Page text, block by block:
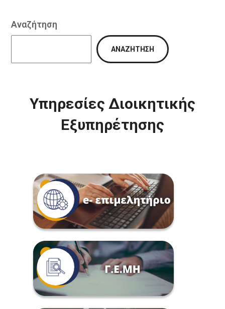
Αναζήτηση
ΑΝΑΖΉΤΗΣΗ
Υπηρεσίες Διοικητικής
Εξυπηρέτησης